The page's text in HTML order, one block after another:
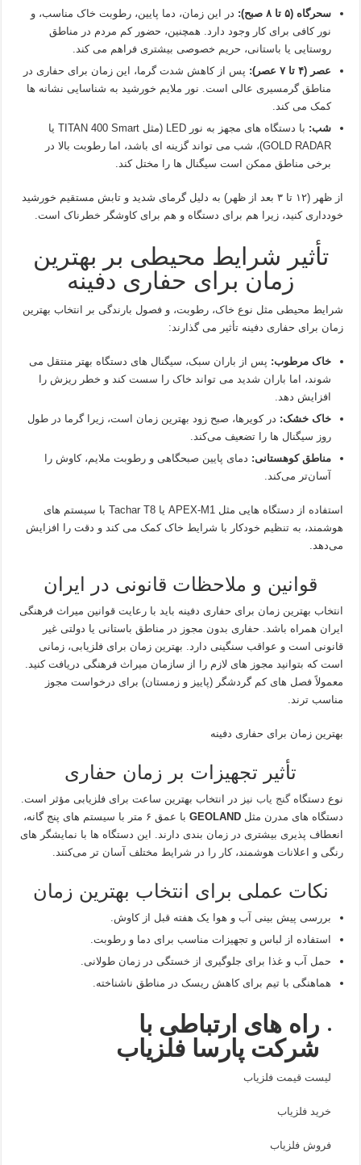
سحرگاه (۵ تا ۸ صبح):
در این زمان، دما پایین، رطوبت خاک مناسب، و
نور کافی برای کار وجود دارد. همچنین، حضور کم مردم در مناطق
روستایی یا باستانی، حریم خصوصی بیشتری فراهم می‌ کند.
عصر (۴ تا ۷ عصر):
پس از کاهش شدت گرما، این زمان برای حفاری در
مناطق گرمسیری عالی است. نور ملایم خورشید به شناسایی نشانه‌ ها
کمک می‌ کند.
شب:
با دستگاه‌ های مجهز به نور LED (مثل TITAN 400 Smart یا
GOLD RADAR)، شب می‌ تواند گزینه‌ ای باشد، اما رطوبت بالا در
برخی مناطق ممکن است سیگنال‌ ها را مختل کند.
از ظهر (۱۲ تا ۳ بعد از ظهر) به دلیل گرمای شدید و تابش مستقیم خورشید
خودداری کنید، زیرا هم برای دستگاه و هم برای کاوشگر خطرناک است.
تأثیر شرایط محیطی بر بهترین
زمان برای حفاری دفینه
شرایط محیطی مثل نوع خاک، رطوبت، و فصول بارندگی بر انتخاب بهترین
زمان برای حفاری دفینه تأثیر می‌ گذارند:
خاک مرطوب: پس از باران سبک، سیگنال‌ های دستگاه بهتر منتقل می‌
شوند، اما باران شدید می‌ تواند خاک را سست کند و خطر ریزش را
افزایش دهد.
خاک خشک: در کویرها، صبح زود بهترین زمان است، زیرا گرما در طول
روز سیگنال‌ ها را تضعیف می‌کند.
مناطق کوهستانی: دمای پایین صبحگاهی و رطوبت ملایم، کاوش را
آسان‌تر می‌کند.
استفاده از دستگاه‌ هایی مثل APEX-M1 یا Tachar T8 با سیستم‌ های
هوشمند، به تنظیم خودکار با شرایط خاک کمک می‌ کند و دقت را افزایش
می‌دهد.
قوانین و ملاحظات قانونی در ایران
انتخاب بهترین زمان برای حفاری دفینه باید با رعایت قوانین میراث فرهنگی
ایران همراه باشد. حفاری بدون مجوز در مناطق باستانی یا دولتی غیر
قانونی است و عواقب سنگینی دارد. بهترین زمان برای فلزیابی، زمانی
است که بتوانید مجوز های لازم را از سازمان میراث فرهنگی دریافت کنید.
معمولاً فصل‌ های کم‌ گردشگر (پاییز و زمستان) برای درخواست مجوز
مناسب‌ ترند.
بهترین زمان برای حفاری دفینه
تأثیر تجهیزات بر زمان حفاری
نوع دستگاهگنج یاب نیز در انتخاب بهترین ساعت برای فلزیابی مؤثر است.
دستگاه‌ های مدرن مثلGEOLAND
با عمق ۶ متر با سیستم‌ های پنج گانه،
انعطاف‌ پذیری بیشتری در زمان‌ بندی دارند. این دستگاه‌ ها با نمایشگر های
رنگی و اعلانات هوشمند، کار را در شرایط مختلف آسان‌ تر می‌کنند.
نکات عملی برای انتخاب بهترین زمان
بررسی پیش‌ بینی آب‌ و هوا یک هفته قبل از کاوش.
استفاده از لباس و تجهیزات مناسب برای دما و رطوبت.
حمل آب و غذا برای جلوگیری از خستگی در زمان طولانی.
هماهنگی با تیم برای کاهش ریسک در مناطق ناشناخته.
راه های ارتباطی با
شرکت پارسا فلزیاب
لیست قیمت فلزیاب
خرید فلزیاب
فروش فلزیاب